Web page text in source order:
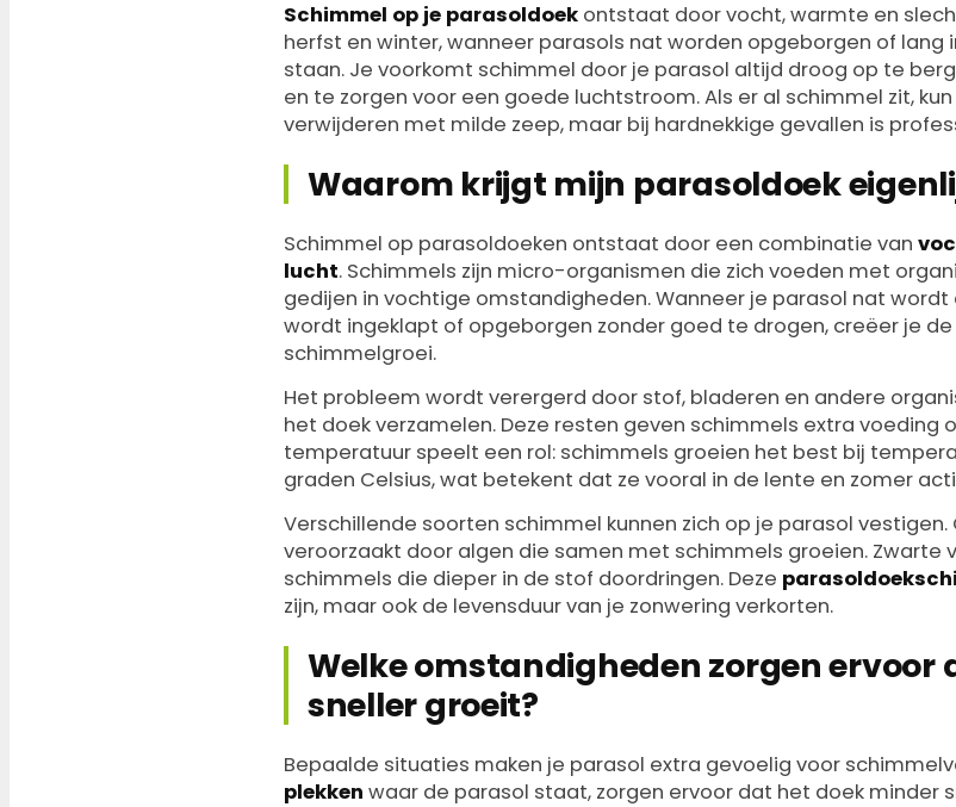
Schimmel op je parasoldoek ontstaat door vocht, warmte en
herfst en winter, wanneer parasols nat worden opgeborgen of
staan. Je voorkomt schimmel door je parasol altijd droog op te
en te zorgen voor een goede luchtstroom. Als er al schimmel zit,
verwijderen met milde zeep, maar bij hardnekkige gevallen is
Waarom krijgt mijn parasoldoek
Schimmel op parasoldoeken ontstaat door een combinatie van
lucht. Schimmels zijn micro-organismen die zich voeden met
gedijen in vochtige omstandigheden. Wanneer je parasol nat
wordt ingeklapt of opgeborgen zonder goed te drogen, creëer je
schimmelgroei.
Het probleem wordt verergerd door stof, bladeren en andere
het doek verzamelen. Deze resten geven schimmels extra voeding
temperatuur speelt een rol: schimmels groeien het best bij
graden Celsius, wat betekent dat ze vooral in de lente en zomer
Verschillende soorten schimmel kunnen zich op je parasol
veroorzaakt door algen die samen met schimmels groeien. Zwarte
schimmels die dieper in de stof doordringen. Deze
zijn, maar ook de levensduur van je zonwering verkorten.
Welke omstandigheden zorgen ervoor
sneller groeit?
Bepaalde situaties maken je parasol extra gevoelig voor
plekken waar de parasol staat, zorgen ervoor dat het doek minder